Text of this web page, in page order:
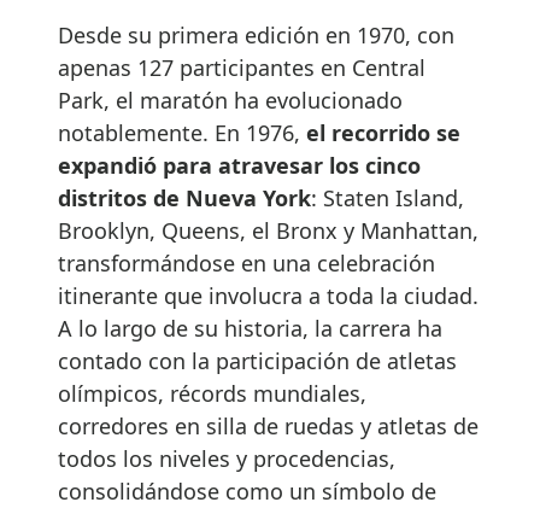
Desde su primera edición en 1970, con
apenas 127 participantes en Central
Park, el maratón ha evolucionado
notablemente. En 1976, el recorrido se
expandió para atravesar los cinco
distritos de Nueva York: Staten Island,
Brooklyn, Queens, el Bronx y Manhattan,
transformándose en una celebración
itinerante que involucra a toda la ciudad.
A lo largo de su historia, la carrera ha
contado con la participación de atletas
olímpicos, récords mundiales,
corredores en silla de ruedas y atletas de
todos los niveles y procedencias,
consolidándose como un símbolo de